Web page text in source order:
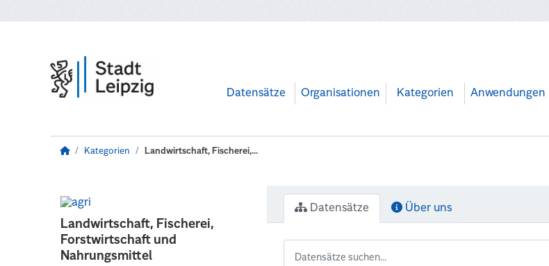
Datensätze Organisationen Kategorien Anwendungen
Kategorien Landwirtschaft, Fischerei,...
Landwirtschaft, Fischerei,
Forstwirtschaft und
Nahrungsmittel
Datensätze Über uns